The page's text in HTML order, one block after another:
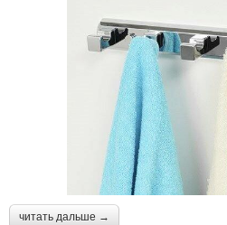
читать дальше →